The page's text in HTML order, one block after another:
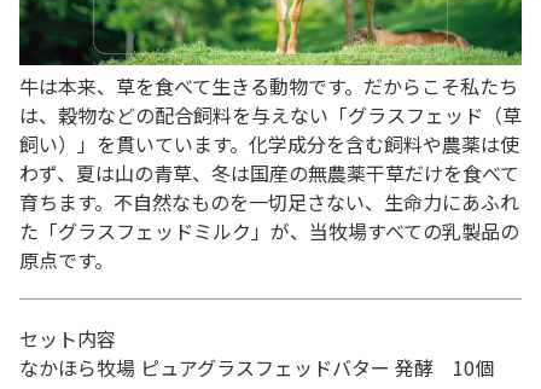
牛は本来、草を食べて生きる動物です。だからこそ私たち
は、穀物などの配合飼料を与えない「グラスフェッド（草
飼い）」を貫いています。化学成分を含む飼料や農薬は使
わず、夏は山の青草、冬は国産の無農薬干草だけを食べて
育ちます。不自然なものを一切足さない、生命力にあふれ
た「グラスフェッドミルク」が、当牧場すべての乳製品の
原点です。
セット内容
なかほら牧場 ピュアグラスフェッドバター 発酵 10個